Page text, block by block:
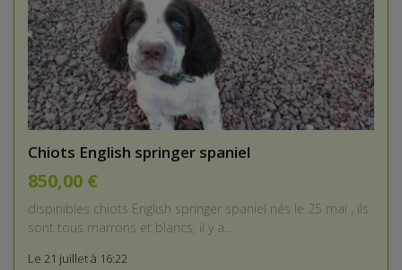
Chiots English springer spaniel
850,00 €
dispinibles chiots English springer spaniel nés le 25 mai , ils
sont tous marrons et blancs, il y a...
Le 21 juillet à 16:22